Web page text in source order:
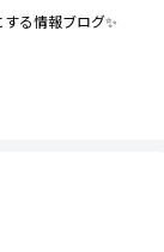
る情報ブログ✨